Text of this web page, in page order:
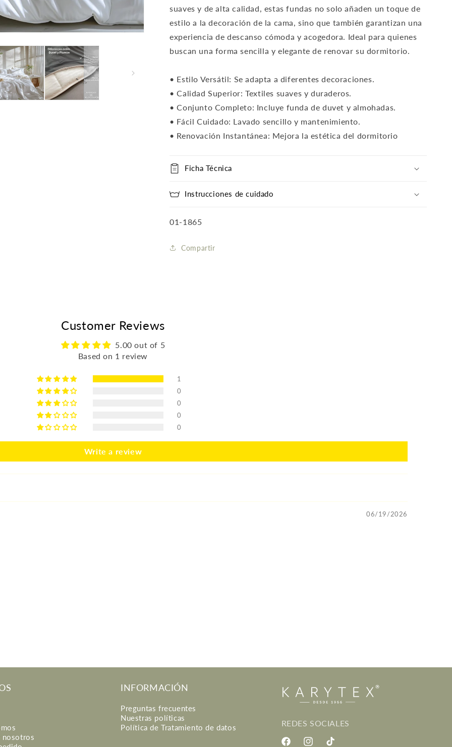
suaves y de alta calidad, estas fundas no solo añaden un toque de
estilo a la decoración de la cama, sino que también garantizan una
experiencia de descanso cómoda y acogedora. Ideal para quienes
buscan una forma sencilla y elegante de renovar su dormitorio.
• Estilo Versátil: Se adapta a diferentes decoraciones.
• Calidad Superior: Textiles suaves y duraderos.
• Conjunto Completo: Incluye funda de duvet y almohadas.
• Fácil Cuidado: Lavado sencillo y mantenimiento.
• Renovación Instantánea: Mejora la estética del dormitorio
Ficha Técnica
Instrucciones de cuidado
SKU:
01-1865
Compartir
Customer Reviews
5.00 out of 5
Based on 1 review
1
0
0
0
0
Write a review
06/19/2026
nosotros
INFORMACIÓN
Preguntas frecuentes
Nuestras políticas
Política de Tratamiento de datos
REDES SOCIALES